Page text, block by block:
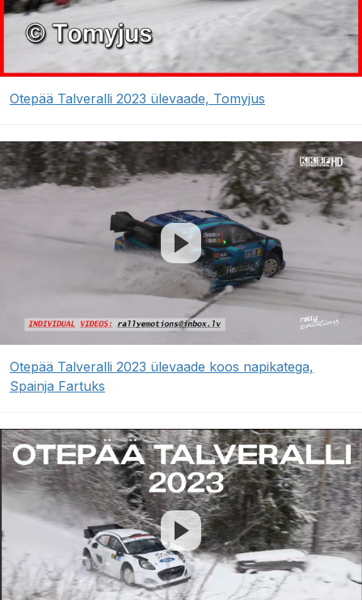
Otepää Talveralli 2023 ülevaade, Tomyjus
Otepää Talveralli 2023 ülevaade koos napikatega,
Spainja Fartuks